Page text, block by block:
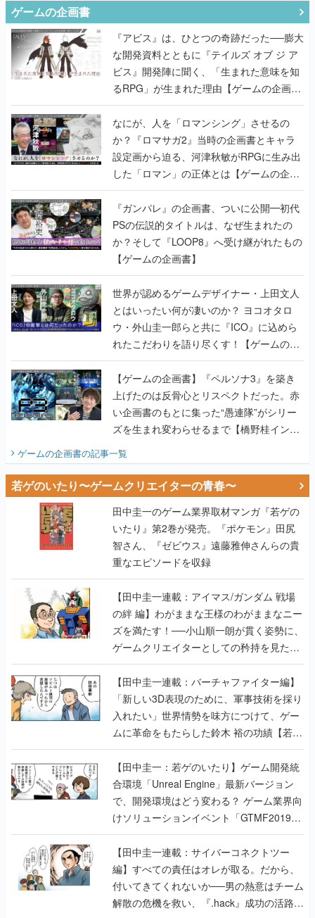
ゲームの企画書
『アビス』は、ひとつの奇跡だった──膨大
な開発資料とともに『テイルズ オブ ジ ア
ビス』開発陣に聞く、「生まれた意味を知
るRPG」が生まれた理由【ゲームの企画
書】
なにが、人を「ロマンシング」させるの
か？『ロマサガ2』当時の企画書とキャラ
設定画から迫る、河津秋敏がRPGに生み出
した「ロマン」の正体とは【ゲームの企画
書】
『ガンパレ』の企画書、ついに公開━初代
PSの伝説的タイトルは、なぜ生まれたの
か？そして『LOOP8』へ受け継がれたもの
【ゲームの企画書】
世界が認めるゲームデザイナー・上田文人
とはいったい何が凄いのか？ ヨコオタロ
ウ・外山圭一郎らと共に『ICO』に込めら
れたこだわりを語り尽くす！【ゲームの企
画書】
【ゲームの企画書】『ペルソナ3』を築き
上げたのは反骨心とリスペクトだった。赤
い企画書のもとに集った“愚連隊”がシリー
ズを生まれ変わらせるまで【橋野桂インタ
ゲームの企画書の記事一覧
若ゲのいたり〜ゲームクリエイターの青春〜
田中圭一のゲーム業界取材マンガ『若ゲの
いたり』第2巻が発売。『ポケモン』田尻
智さん、『ゼビウス』遠藤雅伸さんらの貴
重なエピソードを収録
【田中圭一連載：アイマス/ガンダム 戦場
の絆 編】わがままな王様のわがままなニー
ズを満たす！──小山順一朗が貫く姿勢に、
ゲームクリエイターとしての矜持を見た
【若ゲのいたり最終回】
【田中圭一連載：バーチャファイター編】
「新しい3D表現のために、軍事技術を採り
入れたい」世界情勢を味方につけて、ゲー
ムに革命をもたらした鈴木 裕の功績【若ゲ
のいたり】
【田中圭一：若ゲのいたり】ゲーム開発統
合環境「Unreal Engine」最新バージョン
で、開発環境はどう変わる？ ゲーム業界向
けソリューションイベント「GTMF2019」
に行って、より理解を深めよう【PR】
【田中圭一連載：サイバーコネクトツー
編】すべての責任はオレが取る。だから、
付いてきてくれないか──男の熱意はチーム
解散の危機を救い、『.hack』成功の活路を